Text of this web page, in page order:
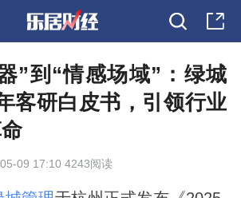
”到“情感场域”：绿城
客研白皮书，引领行业
09 17:10 4243阅读